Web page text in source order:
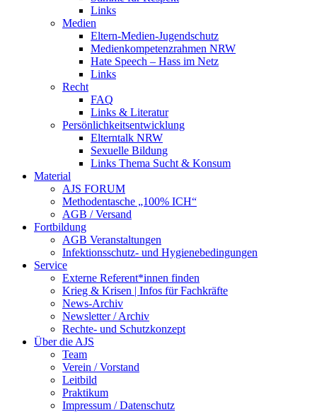
Links
Medien
Eltern-Medien-Jugendschutz
Medienkompetenzrahmen NRW
Hate Speech – Hass im Netz
Links
Recht
FAQ
Links & Literatur
Persönlichkeitsentwicklung
Elterntalk NRW
Sexuelle Bildung
Links Thema Sucht & Konsum
Material
AJS FORUM
Methodentasche „100% ICH“
AGB / Versand
Fortbildung
AGB Veranstaltungen
Infektionsschutz- und Hygienebedingungen
Service
Externe Referent*innen finden
Krieg & Krisen | Infos für Fachkräfte
News-Archiv
Newsletter / Archiv
Rechte- und Schutzkonzept
Über die AJS
Team
Verein / Vorstand
Leitbild
Praktikum
Impressum / Datenschutz